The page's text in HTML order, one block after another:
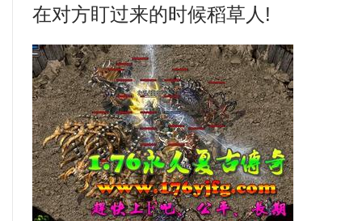
在对方盯过来的时候稻草人!